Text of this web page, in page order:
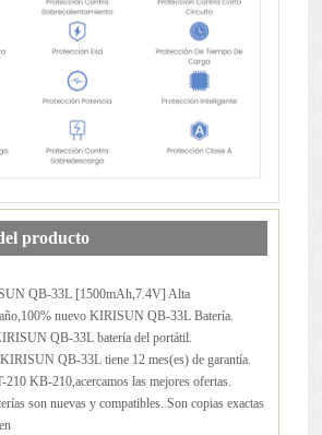
producto
QB-33L[1500mAh,7.4V] Alta
nuevo KIRISUN QB-33L Batería.
QB-33L batería del portátil.
QB-33L tiene 12 mes(es) de garantía.
KB-210,acercamos las mejores ofertas.
son nuevas y compatibles. Son copias exactas